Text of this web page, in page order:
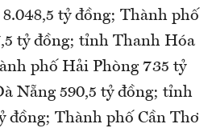
tỷ đồng; Thành phố
tỷ đồng; tỉnh Thanh Hóa
phố Hải Phòng 735 tỷ
Nẵng 590,5 tỷ đồng; tỉnh
đồng; Thành phố Cần Thơ